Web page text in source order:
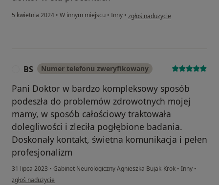
5 kwietnia 2024 • W innym miejscu • Inny • w opinii użytkownika B.P.
zgłoś nadużycie
BS Numer telefonu zweryfikowany
Pani Doktor w bardzo kompleksowy sposób
podeszła do problemów zdrowotnych mojej
mamy, w sposób całościowy traktowała
dolegliwości i zleciła pogłębione badania.
Doskonały kontakt, świetna komunikacja i pełen
profesjonalizm
31 lipca 2023 • Gabinet Neurologiczny Agnieszka Bujak-Krok • Inny •
w opinii użytkownika BS
zgłoś nadużycie